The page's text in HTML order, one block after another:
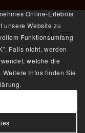
Online-Erlebnis
unsere Website zu
Funktionsumfang
Falls nicht, werden
welche die
Infos finden Sie